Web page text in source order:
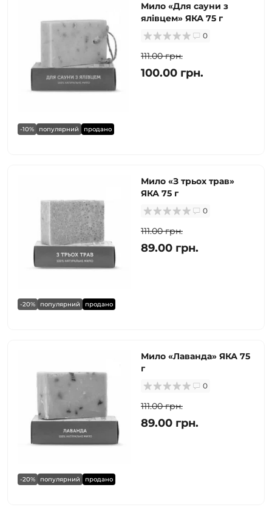
-10% популярний продано
Мило «Для сауни з
ялівцем» ЯКА 75 г
0
111.00 грн.
100.00 грн.
-20% популярний продано
Мило «З трьох трав»
ЯКА 75 г
0
111.00 грн.
89.00 грн.
-20% популярний продано
Мило «Лаванда» ЯКА 75
г
0
111.00 грн.
89.00 грн.